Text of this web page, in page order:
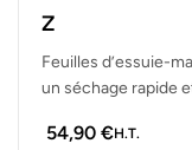
Z
Feuilles d’essuie-
un séchage rapide
54,90 €H.T.